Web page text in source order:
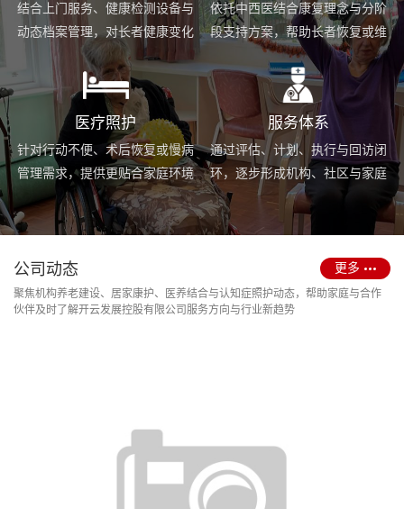
结合上门服务、健康检测设备与
动态档案管理，对长者健康变化
进行持续跟踪与基础预警。
依托中西医结合康复理念与分阶
段支持方案，帮助长者恢复或维
持身体功能，提升生活便利度。
医疗照护
针对行动不便、术后恢复或慢病
管理需求，提供更贴合家庭环境
的护理服务与用药协助支持。
服务体系
通过评估、计划、执行与回访闭
环，逐步形成机构、社区与家庭
场景协同的长期照护支持体系。
公司动态
聚焦机构养老建设、居家康护、医养结合与认知症照护动态，帮助家庭与合作
伙伴及时了解开云发展控股有限公司服务方向与行业新趋势
更多